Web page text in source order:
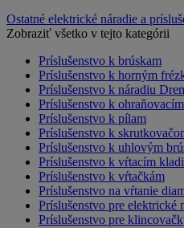
Ostatné elektrické náradie a
Zobraziť všetko v tejto kategórii
Príslušenstvo k brúskam
Príslušenstvo k horným
Príslušenstvo k náradiu
Príslušenstvo k
Príslušenstvo k pílam
Príslušenstvo k
Príslušenstvo k uhlovým
Príslušenstvo k vŕtacím
Príslušenstvo k vŕtačkám
Príslušenstvo na vŕtanie
Príslušenstvo pre elektrické
Príslušenstvo pre